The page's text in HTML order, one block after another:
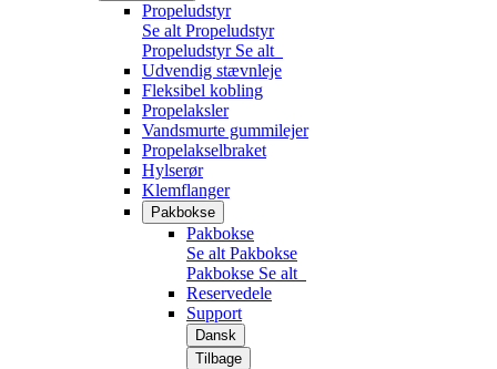
Propeludstyr
Se alt Propeludstyr
Propeludstyr Se alt
Udvendig stævnleje
Fleksibel kobling
Propelaksler
Vandsmurte gummilejer
Propelakselbraket
Hylserør
Klemflanger
Pakbokse
Pakbokse
Se alt Pakbokse
Pakbokse Se alt
Reservedele
Support
Dansk
Tilbage